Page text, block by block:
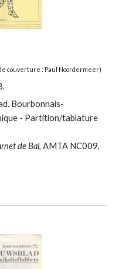
couverture : Paul Noordermeer)
Bourbonnais-
- Partition/tablature
de Bal, AMTA NC009,